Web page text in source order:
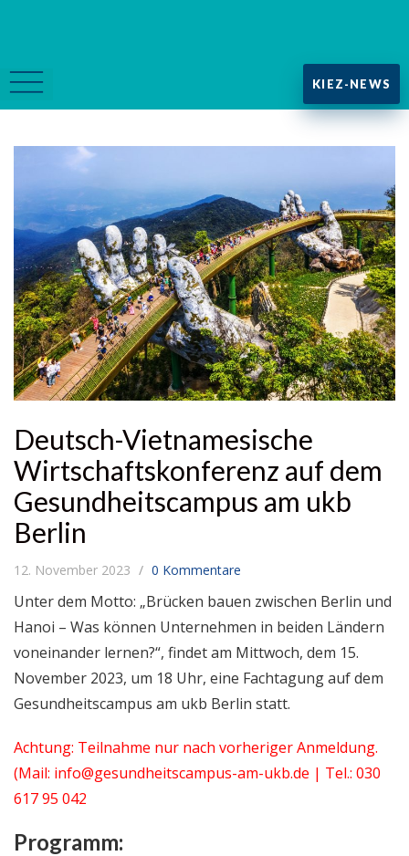
KIEZ-NEWS
Deutsch-Vietnamesische
Wirtschaftskonferenz auf dem
Gesundheitscampus am ukb
Berlin
12. November 2023 0 Kommentare
Unter dem Motto: „Brücken bauen zwischen Berlin und
Hanoi – Was können Unternehmen in beiden Ländern
voneinander lernen?“, findet am Mittwoch, dem 15.
November 2023, um 18 Uhr, eine Fachtagung auf dem
Gesundheitscampus am ukb Berlin statt.
Achtung: Teilnahme nur nach vorheriger Anmeldung.
(Mail: info@gesundheitscampus-am-ukb.de | Tel.: 030
617 95 042
Programm: